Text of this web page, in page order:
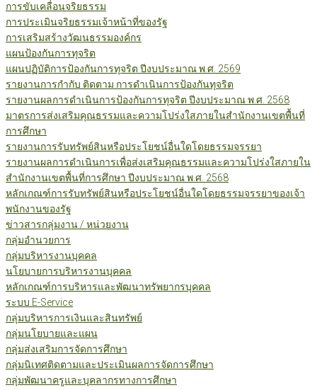
การขับเคลื่อนจริยธรรม
การประเมินจริยธรรมเจ้าหน้าที่ของรัฐ
การเสริมสร้างวัฒนธรรมองค์กร
แผนป้องกันการทุจริต
แผนปฏิบัติการป้องกันการทุจริต ปีงบประมาณ พ.ศ. 2569
รายงานการกำกับ ติดตาม การดำเนินการป้องกันทุจริต
รายงานผลการดำเนินการป้องกันการทุจริต ปีงบประมาณ พ.ศ. 2568
มาตรการส่งเสริมคุณธรรมและความโปร่งใสภายในสำนักงานเขตพื้นที่
การศึกษา
รายงานการรับทรัพย์สินหรือประโยชน์อื่นใดโดยธรรมจรรยา
รายงานผลการดำเนินการเพื่อส่งเสริมคุณธรรมและความโปร่งใสภายใน
สำนักงานเขตพื้นที่การศึกษา ปีงบประมาณ พ.ศ. 2568
หลักเกณฑ์การรับทรัพย์สินหรือประโยชน์อื่นใดโดยธรรมจรรยาของเจ้า
พนักงานของรัฐ
ข่าวสารกลุ่มงาน / หน่วยงาน
กลุ่มอำนวยการ
กลุ่มบริหารงานบุคคล
นโยบายการบริหารงานบุคคล
หลักเกณฑ์การบริหารและพัฒนาทรัพยากรบุคคล
ระบบ E-Service
กลุ่มบริหารการเงินและสินทรัพย์
กลุ่มนโยบายและแผน
กลุ่มส่งเสริมการจัดการศึกษา
กลุ่มนิเทศติดตามและประเมินผลการจัดการศึกษา
กลุ่มพัฒนาครูและบุคลากรทางการศึกษา